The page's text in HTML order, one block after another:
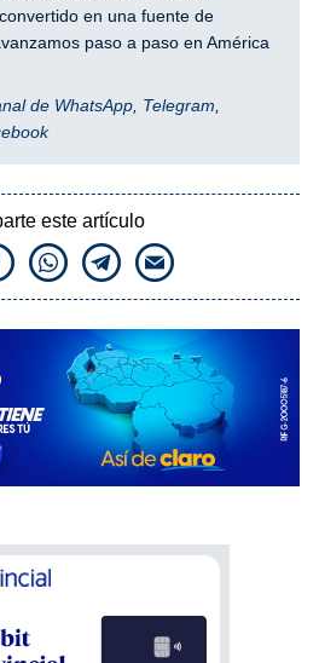
en una fuente de
paso a paso en América
de WhatsApp Telegram
este artículo